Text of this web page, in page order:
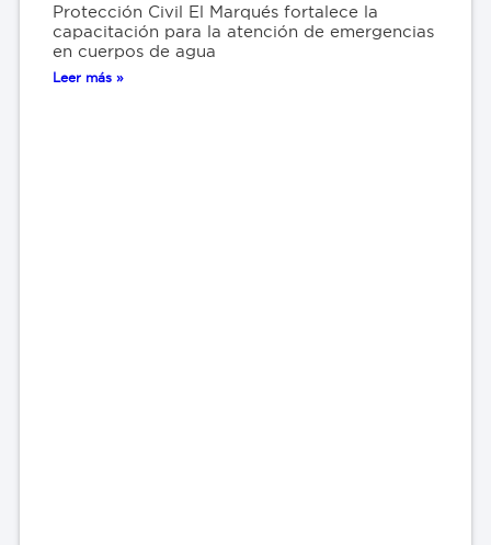
Protección Civil El Marqués fortalece la
capacitación para la atención de emergencias
en cuerpos de agua
Leer más »